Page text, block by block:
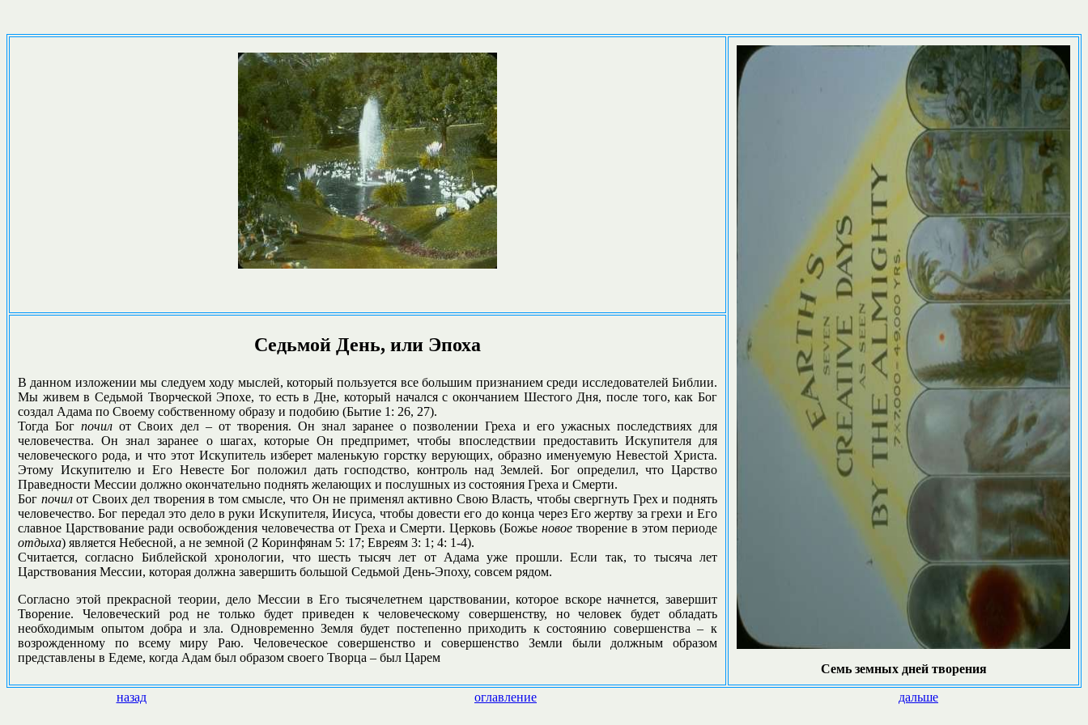
Семь земных дней творения
Седьмой День, или Эпоха
В данном изложении мы следуем ходу мыслей, который пользуется все большим признанием среди исследователей Библии.
Мы живем в Седьмой Творческой Эпохе, то есть в Дне, который начался с окончанием Шестого Дня, после того, как Бог
создал Адама по Своему собственному образу и подобию (Бытие 1: 26, 27).
Тогда Богпочил от Своих дел – от творения. Он знал заранее о позволении Греха и его ужасных последствиях для
человечества. Он знал заранее о шагах, которые Он предпримет, чтобы впоследствии предоставить Искупителя для
человеческого рода, и что этот Искупитель изберет маленькую горстку верующих, образно именуемую Невестой Христа.
Этому Искупителю и Его Невесте Бог положил дать господство, контроль над Землей. Бог определил, что Царство
Праведности Мессии должно окончательно поднять желающих и послушных из состояния Греха и Смерти.
Бог почилот Своих дел творения в том смысле, что Он не применял активно Свою Власть, чтобы свергнуть Грех и поднять
человечество. Бог передал это дело в руки Искупителя, Иисуса, чтобы довести его до конца через Его жертву за грехи и Его
славное Царствование ради освобождения человечества от Греха и Смерти. Церковь (Божьеновое творение в этом периоде
отдыха) является Небесной, а не земной (2 Коринфянам 5: 17; Евреям 3: 1; 4: 1-4).
Считается, согласно Библейской хронологии, что шесть тысяч лет от Адама уже прошли. Если так, то тысяча лет
Царствования Мессии, которая должна завершить большой Седьмой День-Эпоху, совсем рядом.
Согласно этой прекрасной теории, дело Мессии в Его тысячелетнем царствовании, которое вскоре начнется, завершит
Творение. Человеческий род не только будет приведен к человеческому совершенству, но человек будет обладать
необходимым опытом добра и зла. Одновременно Земля будет постепенно приходить к состоянию совершенства – к
возрожденному по всему миру Раю. Человеческое совершенство и совершенство Земли были должным образом
представлены в Едеме, когда Адам был образом своего Творца – был Царем
назад оглавление дальше